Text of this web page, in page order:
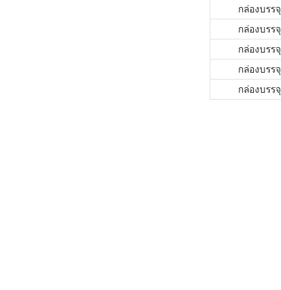
กล่องบรรจุ
กล่องบรรจุ
กล่องบรรจุ
กล่องบรรจุ
กล่องบรรจุ